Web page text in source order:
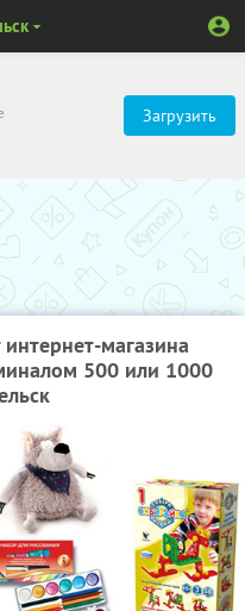
Загрузить
магазина
500 или 1000